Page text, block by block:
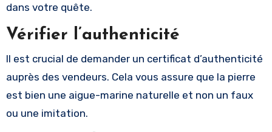
dans votre quête.
Vérifier l’authenticité
Il est crucial de demander un certificat d’authenticité
auprès des vendeurs. Cela vous assure que la pierre
est bien une aigue-marine naturelle et non un faux
ou une imitation.